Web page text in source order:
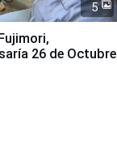
5
26 de Octubre